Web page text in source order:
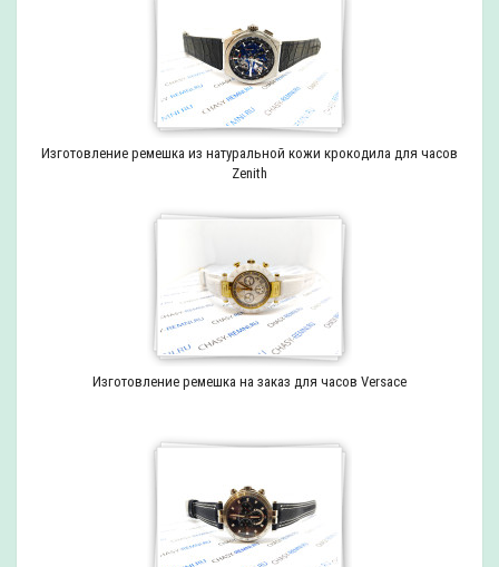
Изготовление ремешка из натуральной кожи крокодила для часов
Zenith
Изготовление ремешка на заказ для часов Versace